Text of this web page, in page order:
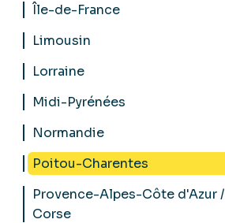
Île-de-France
Limousin
Lorraine
Midi-Pyrénées
Normandie
Poitou-Charentes
Provence-Alpes-Côte d'Azur /
Corse